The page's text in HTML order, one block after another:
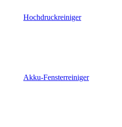
Hochdruckreiniger
Akku-Fensterreiniger